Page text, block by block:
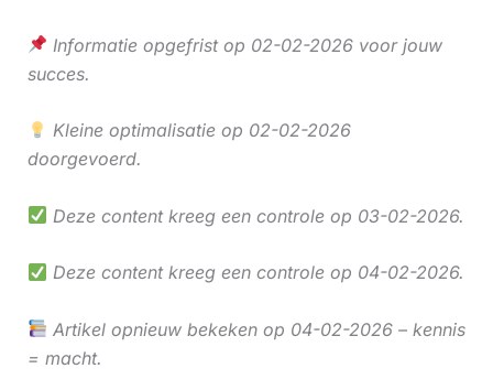
Informatie opgefrist op 02-02-2026 voor jouw
succes.
Kleine optimalisatie op 02-02-2026
doorgevoerd.
Deze content kreeg een controle op 03-02-2026.
Deze content kreeg een controle op 04-02-2026.
Artikel opnieuw bekeken op 04-02-2026 – kennis
= macht.